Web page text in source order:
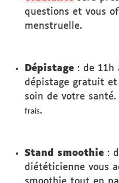
questions et vous
menstruelle.
Dépistage: de 11h
dépistage gratuit
soin de votre santé.
frais.
Stand smoothie :
diététicienne vous